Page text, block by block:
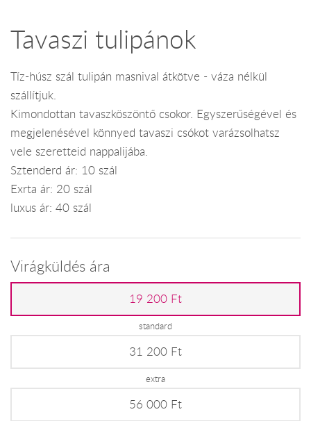
Tavaszi tulipánok
Tíz-húsz szál tulipán masnival átkötve - váza nélkül
szállítjuk.
Kimondottan tavaszköszöntő csokor. Egyszerűségével és
megjelenésével könnyed tavaszi csókot varázsolhatsz
vele szeretteid nappalijába.
Sztenderd ár: 10 szál
Exrta ár: 20 szál
luxus ár: 40 szál
Virágküldés ára
19 200 Ft
standard
31 200 Ft
extra
56 000 Ft